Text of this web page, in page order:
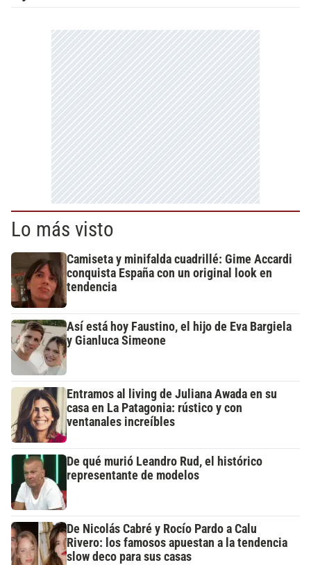
Lo más visto
Camiseta y minifalda cuadrillé: Gime Accardi
conquista España con un original look en
tendencia
Así está hoy Faustino, el hijo de Eva Bargiela
y Gianluca Simeone
Entramos al living de Juliana Awada en su
casa en La Patagonia: rústico y con
ventanales increíbles
De qué murió Leandro Rud, el histórico
representante de modelos
De Nicolás Cabré y Rocío Pardo a Calu
Rivero: los famosos apuestan a la tendencia
slow deco para sus casas